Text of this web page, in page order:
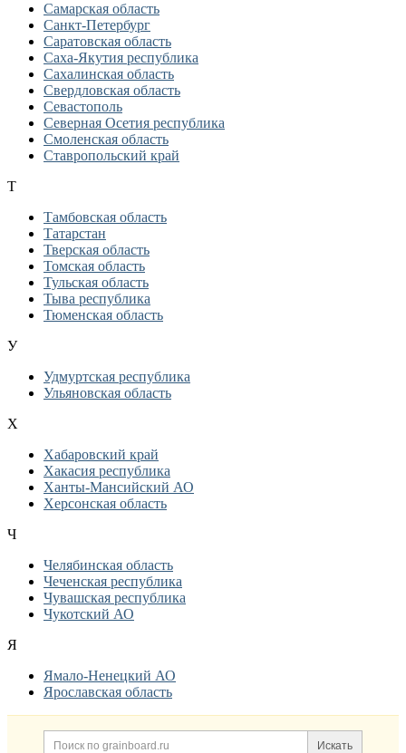
Самарская область
Санкт-Петербург
Саратовская область
Саха-Якутия республика
Сахалинская область
Свердловская область
Севастополь
Северная Осетия республика
Смоленская область
Ставропольский край
Т
Тамбовская область
Татарстан
Тверская область
Томская область
Тульская область
Тыва республика
Тюменская область
У
Удмуртская республика
Ульяновская область
Х
Хабаровский край
Хакасия республика
Ханты-Мансийский АО
Херсонская область
Ч
Челябинская область
Чеченская республика
Чувашская республика
Чукотский АО
Я
Ямало-Ненецкий АО
Ярославская область
Дополнительная информация
Поиск по сайту и
Искать